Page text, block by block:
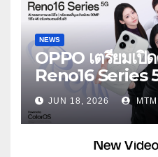
NEWS
OPPO เตรียมเปิ
Reno16 Series
ประกาศ
ฐานะ Reno
ประสบการณ์ถ่าย
อัปเกรดไปอีกขั้น
JUN 18, 2026 MTM